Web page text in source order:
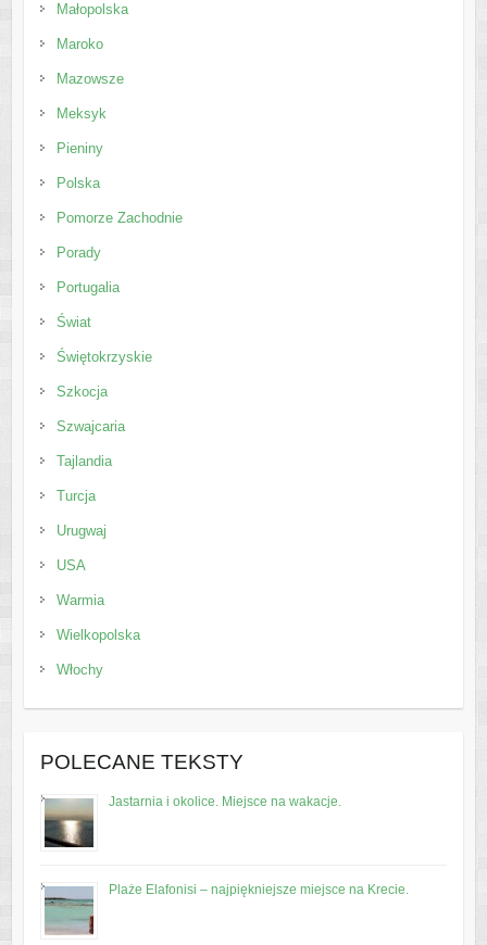
Małopolska
Maroko
Mazowsze
Meksyk
Pieniny
Polska
Pomorze Zachodnie
Porady
Portugalia
Świat
Świętokrzyskie
Szkocja
Szwajcaria
Tajlandia
Turcja
Urugwaj
USA
Warmia
Wielkopolska
Włochy
POLECANE TEKSTY
Jastarnia i okolice. Miejsce na wakacje.
Plaże Elafonisi – najpiękniejsze miejsce na Krecie.